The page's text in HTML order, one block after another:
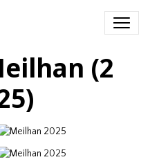
(2